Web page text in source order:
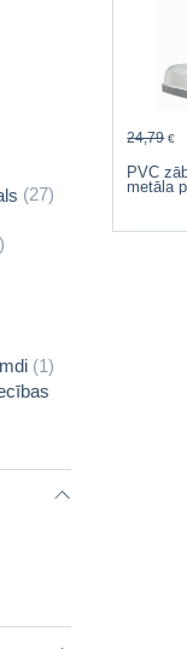
(27)
(1)
24,79 €
PVC
metāla